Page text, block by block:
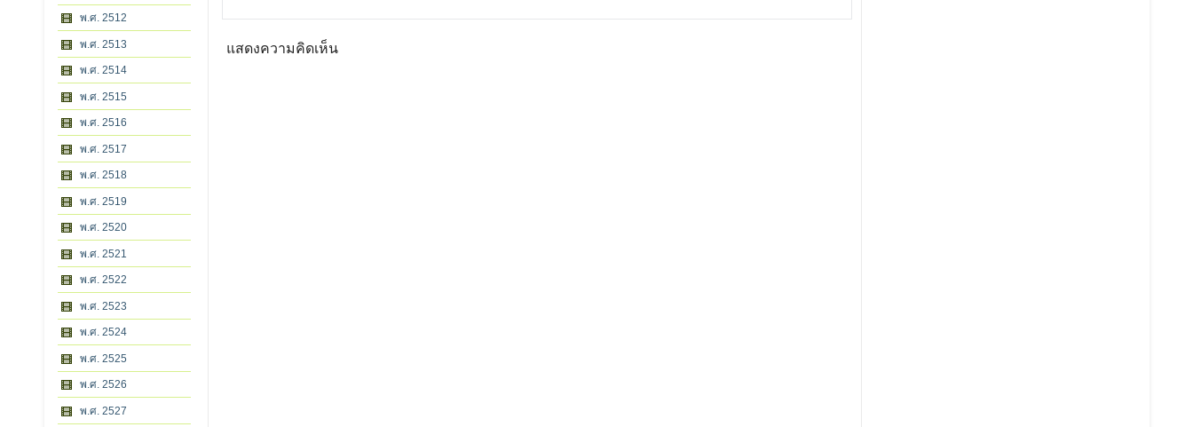
พ.ศ. 2512
พ.ศ. 2513
พ.ศ. 2514
พ.ศ. 2515
พ.ศ. 2516
พ.ศ. 2517
พ.ศ. 2518
พ.ศ. 2519
พ.ศ. 2520
พ.ศ. 2521
พ.ศ. 2522
พ.ศ. 2523
พ.ศ. 2524
พ.ศ. 2525
พ.ศ. 2526
พ.ศ. 2527
แสดงความคิดเห็น